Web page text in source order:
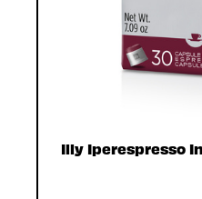
Illy Iperespresso